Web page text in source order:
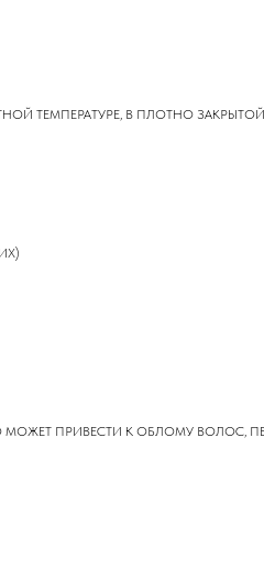
ТЕМПЕРАТУРЕ, В ПЛОТНО
ПРИВЕСТИ К ОБЛОМУ ВОЛОС,